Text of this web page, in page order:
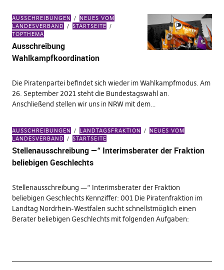
AUSSCHREIBUNGEN
NEUES VOM
LANDESVERBAND
STARTSEITE
TOPTHEMA
Ausschreibung
Wahlkampfkoordination
Die Piratenpartei befindet sich wieder im Wahlkampfmodus. Am
26. September 2021 steht die Bundestagswahl an.
Anschließend stellen wir uns in NRW mit dem…
AUSSCHREIBUNGEN LANDTAGSFRAKTION
NEUES VOM
LANDESVERBAND
STARTSEITE
Stellenausschreibung —“ Interimsberater der Fraktion
beliebigen Geschlechts
Stellenausschreibung —“ Interimsberater der Fraktion
beliebigen Geschlechts Kennziffer: 001 Die Piratenfraktion im
Landtag Nordrhein-Westfalen sucht schnellstmöglich einen
Berater beliebigen Geschlechts mit folgenden Aufgaben: